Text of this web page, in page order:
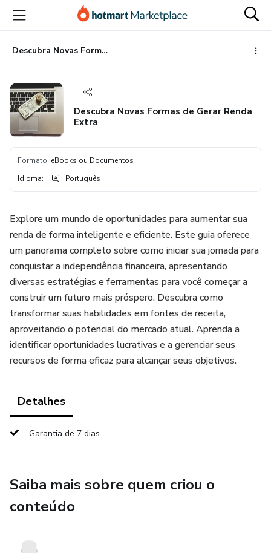
para
conteúdo
principal
para
pagamento
para
rodapé
Descubra Novas Formas de Gerar Renda Extra
Descubra Novas Formas de Gerar Renda
Extra
Formato: eBooks ou Documentos
Idioma: Português
Explore um mundo de oportunidades para aumentar sua
renda de forma inteligente e eficiente. Este guia oferece
um panorama completo sobre como iniciar sua jornada para
conquistar a independência financeira, apresentando
diversas estratégias e ferramentas para você começar a
construir um futuro mais próspero. Descubra como
transformar suas habilidades em fontes de receita,
aproveitando o potencial do mercado atual. Aprenda a
identificar oportunidades lucrativas e a gerenciar seus
recursos de forma eficaz para alcançar seus objetivos.
Detalhes
Garantia de 7 dias
Saiba mais sobre quem criou o
conteúdo